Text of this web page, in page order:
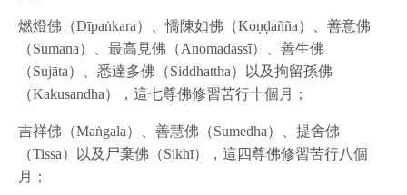
燃燈佛（Dīpaṅkara）、憍陳如佛（Koṇḍañña）、善意佛
（Sumana）、最高見佛（Anomadassī）、善生佛
（Sujāta）、悉達多佛（Siddhattha）以及拘留孫佛
（Kakusandha），這七尊佛修習苦行十個月；
吉祥佛（Maṅgala）、善慧佛（Sumedha）、提舍佛
（Tissa）以及尸棄佛（Sikhī），這四尊佛修習苦行八個
月；